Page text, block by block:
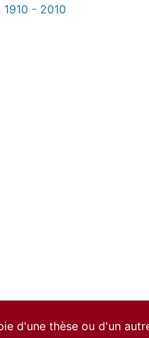
- 2010
d'une thèse ou d'un